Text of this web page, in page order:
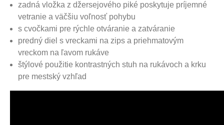
zadná vložka z džersejového piké poskytuje príjemné
vetranie a väčšiu voľnosť pohybu
s cvočkami pre rýchle otváranie a zatváranie
predný diel s vreckami na zips a priehmatovým
vreckom na ľavom rukáve
štýlové použitie kontrastných stuh na rukávoch a krku
pre mestský vzhľad